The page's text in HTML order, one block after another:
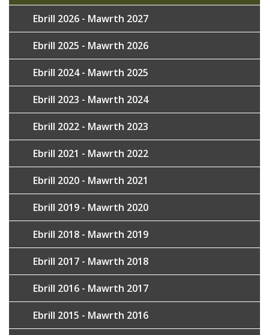
Ebrill 2026 - Mawrth 2027
Ebrill 2025 - Mawrth 2026
Ebrill 2024 - Mawrth 2025
Ebrill 2023 - Mawrth 2024
Ebrill 2022 - Mawrth 2023
Ebrill 2021 - Mawrth 2022
Ebrill 2020 - Mawrth 2021
Ebrill 2019 - Mawrth 2020
Ebrill 2018 - Mawrth 2019
Ebrill 2017 - Mawrth 2018
Ebrill 2016 - Mawrth 2017
Ebrill 2015 - Mawrth 2016